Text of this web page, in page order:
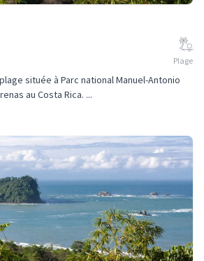
Plage
située à Parc national Manuel-Antonio
au Costa Rica. ...